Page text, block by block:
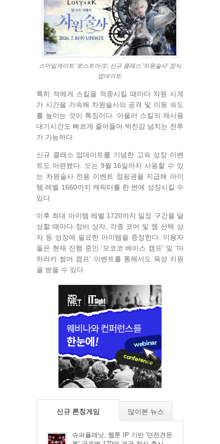
스마일게이트 '로스트아크', 신규 클래스 '차원술사' 정식
업데이트.
특히 적에게 스킬을 적중시킬 때마다 차원 시계
가 시간을 가속해 차원술사의 공격 및 이동 속도
를 높이는 것이 특징이다. 아울러 스킬의 재사용
대기시간도 빠르게 줄어들어 박진감 넘치는 전투
가 가능하다.
신규 클래스 업데이트를 기념한 고속 성장 이벤
트도 마련됐다. 오는 9월 16일까지 사용할 수 있
는 차원술사 전용 이벤트 점핑권을 지급해 아이
템 레벨 1660까지 캐릭터를 한 번에 성장시킬 수
있다.
이후 최대 아이템 레벨 1720까지 일정 구간을 달
성할 때마다 장비 상자, 각종 코어 및 젬 선택 상
자 등 성장에 필요한 아이템을 증정한다. 이용자
들은 현재 진행 중인 '모코코 베이스 캠프' 및 '마
하라카 썸머 캠프' 이벤트를 통해서도 육성 지원
을 받을 수 있다.
신규 론칭게임 많이본 뉴스
슈퍼플래닛, 웹툰 IP 기반 '던전견문